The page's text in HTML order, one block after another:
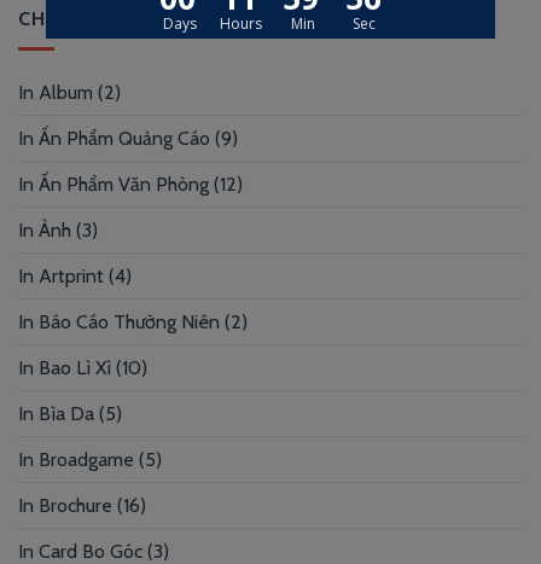
CHUYÊN MỤC
In Album (2)
In Ấn Phẩm Quảng Cáo (9)
In Ấn Phẩm Văn Phòng (12)
In Ảnh (3)
In Artprint (4)
In Báo Cáo Thường Niên (2)
In Bao Lì Xì (10)
In Bìa Da (5)
In Broadgame (5)
In Brochure (16)
In Card Bo Góc (3)